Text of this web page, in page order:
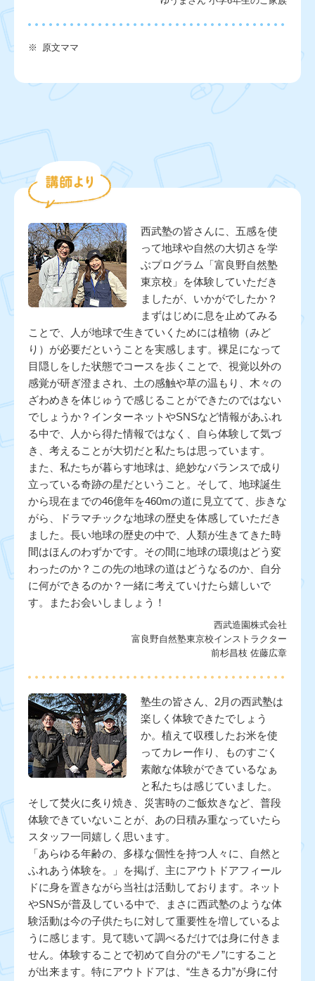
※ 原文ママ
西武塾の皆さんに、五感を使
って地球や自然の大切さを学
ぶプログラム「富良野自然塾
東京校」を体験していただき
ましたが、いかがでしたか？
まずはじめに息を止めてみる
ことで、人が地球で生きていくためには植物（みど
り）が必要だということを実感します。裸足になって
目隠しをした状態でコースを歩くことで、視覚以外の
感覚が研ぎ澄まされ、土の感触や草の温もり、木々の
ざわめきを体じゅうで感じることができたのではない
でしょうか？インターネットやSNSなど情報があふれ
る中で、人から得た情報ではなく、自ら体験して気づ
き、考えることが大切だと私たちは思っています。
また、私たちが暮らす地球は、絶妙なバランスで成り
立っている奇跡の星だということ。そして、地球誕生
から現在までの46億年を460mの道に見立てて、歩きな
がら、ドラマチックな地球の歴史を体感していただき
ました。長い地球の歴史の中で、人類が生きてきた時
間はほんのわずかです。その間に地球の環境はどう変
わったのか？この先の地球の道はどうなるのか、自分
に何ができるのか？一緒に考えていけたら嬉しいで
す。またお会いしましょう！
西武造園株式会社
富良野自然塾東京校インストラクター
前杉昌枝 佐藤広章
塾生の皆さん、2月の西武塾は
楽しく体験できたでしょう
か。植えて収穫したお米を使
ってカレー作り、ものすごく
素敵な体験ができているなぁ
と私たちは感じていました。
そして焚火に炙り焼き、災害時のご飯炊きなど、普段
体験できていないことが、あの日積み重なっていたら
スタッフ一同嬉しく思います。
「あらゆる年齢の、多様な個性を持つ人々に、自然と
ふれあう体験を。」を掲げ、主にアウトドアフィール
ドに身を置きながら当社は活動しております。ネット
やSNSが普及している中で、まさに西武塾のような体
験活動は今の子供たちに対して重要性を増しているよ
うに感じます。見て聴いて調べるだけでは身に付きま
せん。体験することで初めて自分の“モノ”にすること
が出来ます。特にアウトドアは、“生きる力”が身に付